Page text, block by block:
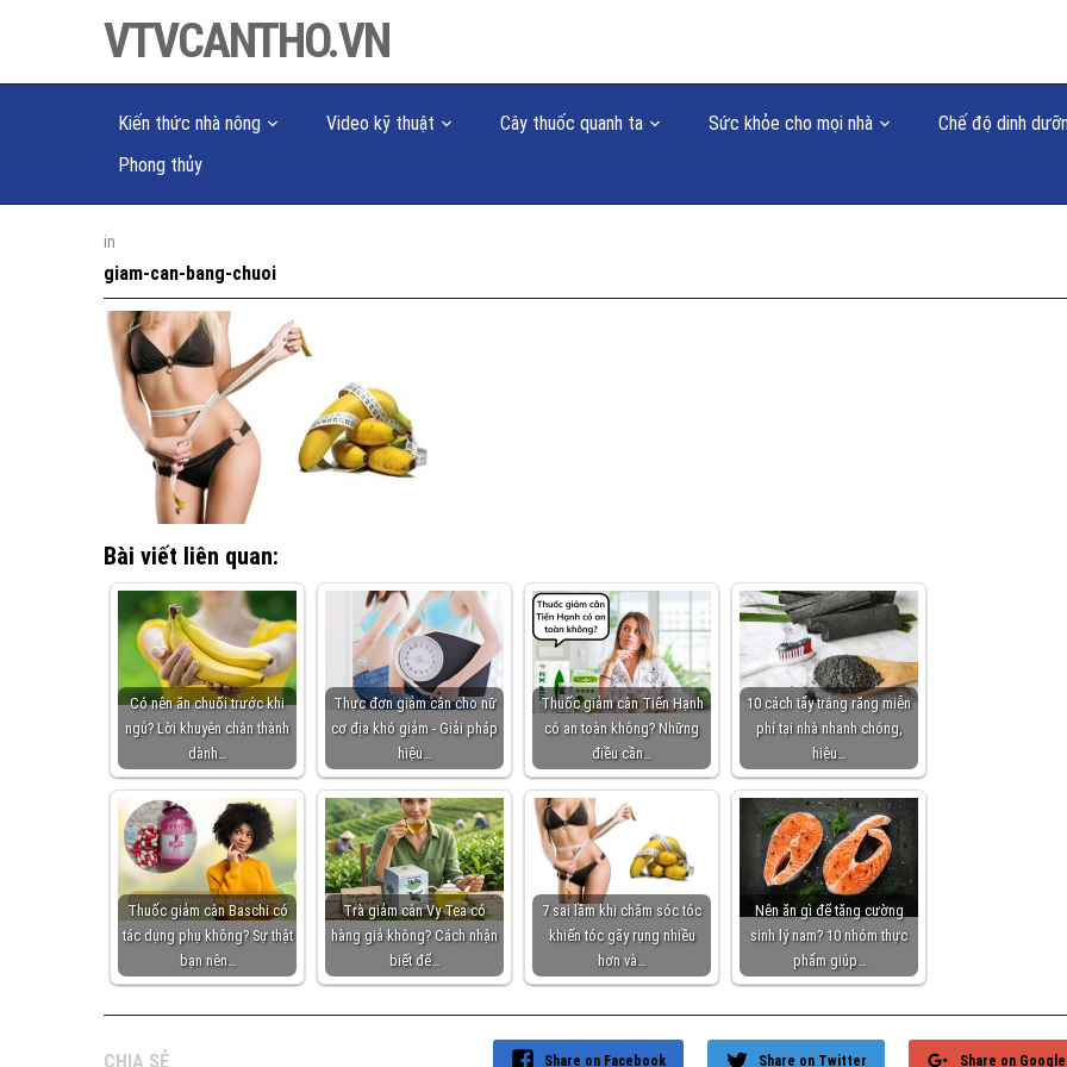
VTVCANTHO.VN
Kiến thức nhà nông Video kỹ thuật Cây thuốc quanh ta Sức khỏe cho mọi nhà
Chế độ dinh
Phong thủy
in
giam-can-bang-chuoi
Bài viết liên quan:
Có nên ăn chuối trước khi
ngủ? Lời khuyên chân thành
dành…
Thực đơn giảm cân cho nữ
cơ địa khó giảm - Giải pháp
hiệu…
Thuốc giảm cân Tiến Hạnh
có an toàn không? Những
điều cần…
10 cách tẩy trắng răng miễn
phí tại nhà nhanh chóng,
hiệu…
Thuốc giảm cân Baschi có
tác dụng phụ không? Sự thật
bạn nên…
Trà giảm cân Vy Tea có
hàng giả không? Cách nhận
biết để…
7 sai lầm khi chăm sóc tóc
khiến tóc gãy rụng nhiều
hơn và…
Nên ăn gì để tăng cường
sinh lý nam? 10 nhóm thực
phẩm giúp…
CHIA SẺ Share on
Share on Twitter
Share on Facebook